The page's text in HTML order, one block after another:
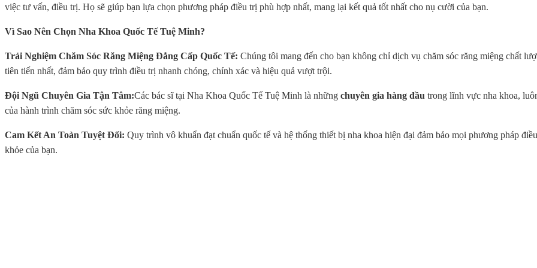
việc tư vấn, điều trị. Họ sẽ giúp bạn lựa chọn phương pháp điều trị phù hợp nhất, mang lại kết quả tốt nhất cho nụ cười của bạn.
Vì Sao Nên Chọn Nha Khoa Quốc Tế Tuệ Minh?
Trải Nghiệm Chăm Sóc Răng Miệng Đẳng Cấp Quốc Tế: Chúng tôi mang đến cho bạn không chỉ dịch vụ chăm sóc răng miệng chất
tiên tiến nhất, đảm bảo quy trình điều trị nhanh chóng, chính xác và hiệu quả vượt trội.
Đội Ngũ Chuyên Gia Tận Tâm:Các bác sĩ tại Nha Khoa Quốc Tế Tuệ Minh là những chuyên gia hàng đầu trong lĩnh vực nha khoa,
của hành trình chăm sóc sức khỏe răng miệng.
Cam Kết An Toàn Tuyệt Đối: Quy trình vô khuẩn đạt chuẩn quốc tế và hệ thống thiết bị nha khoa hiện đại đảm bảo mọi phương pháp
khỏe của bạn.